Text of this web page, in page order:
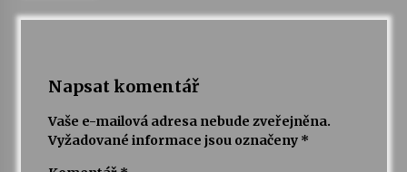
Napsat komentář
Vaše e-mailová adresa nebude zveřejněna.
Vyžadované informace jsou označeny *